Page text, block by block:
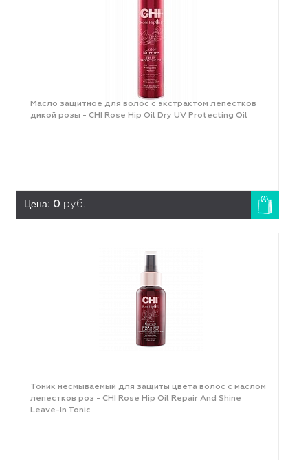
Масло защитное для волос с экстрактом лепестков
дикой розы - CHI Rose Hip Oil Dry UV Protecting Oil
Цена: 0 руб.
Тоник несмываемый для защиты цвета волос с маслом
лепестков роз - CHI Rose Hip Oil Repair And Shine
Leave-In Tonic